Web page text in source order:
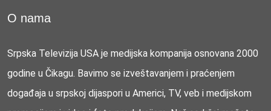
O nama
Srpska Televizija USA je medijska kompanija osnovana 2000
godine u Čikagu. Bavimo se izveštavanjem i praćenjem
događaja u srpskoj dijaspori u Americi, TV, veb i medijskom